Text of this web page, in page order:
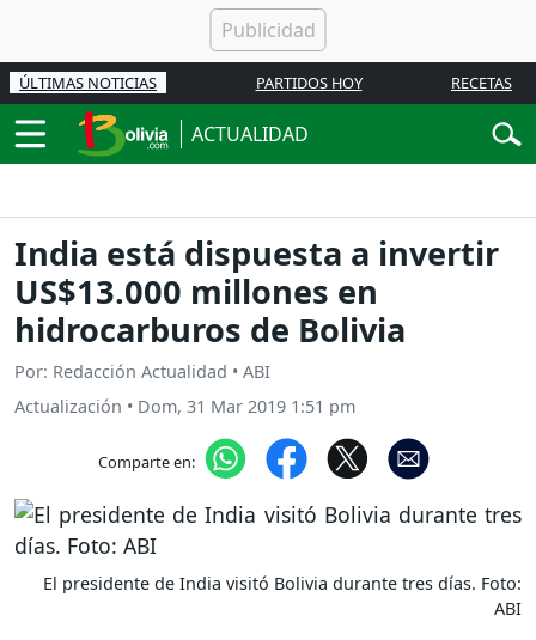
ÚLTIMAS NOTICIAS PARTIDOS HOY RECETAS
ACTUALIDAD
India está dispuesta a invertir
US$13.000 millones en
hidrocarburos de Bolivia
Por: Redacción Actualidad • ABI
Actualización • Dom, 31 Mar 2019 1:51 pm
Comparte en:
El presidente de India visitó Bolivia durante tres días. Foto:
ABI